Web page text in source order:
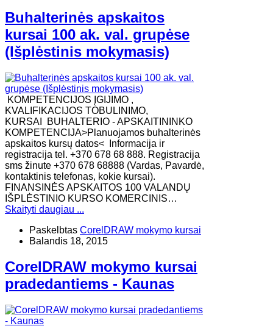
Buhalterinės apskaitos
kursai 100 ak. val. grupėse
(Išplėstinis mokymasis)
KOMPETENCIJOS ĮGIJIMO ,
KVALIFIKACIJOS TOBULINIMO,
KURSAI BUHALTERIO - APSKAITININKO
KOMPETENCIJA>Planuojamos buhalterinės
apskaitos kursų datos< Informacija ir
registracija tel. +370 678 68 888. Registracija
sms žinute +370 678 68888 (Vardas, Pavardė,
kontaktinis telefonas, kokie kursai).
FINANSINĖS APSKAITOS 100 VALANDŲ
IŠPLĖSTINIO KURSO KOMERCINIS…
Skaityti daugiau ...
Paskelbtas CorelDRAW mokymo kursai
Balandis 18, 2015
CorelDRAW mokymo kursai
pradedantiems - Kaunas